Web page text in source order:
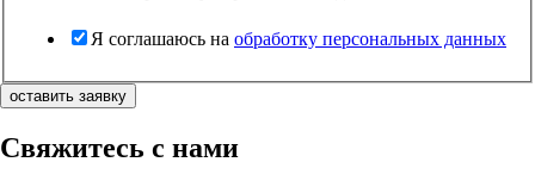
Я соглашаюсь на обработку персональных данных
оставить заявку
Свяжитесь с нами